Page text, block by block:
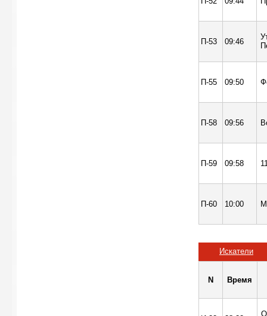
П-53 09:46
П-55 09:50
П-58 09:56
П-59 09:58
П-60 10:00
Искатели
N Время